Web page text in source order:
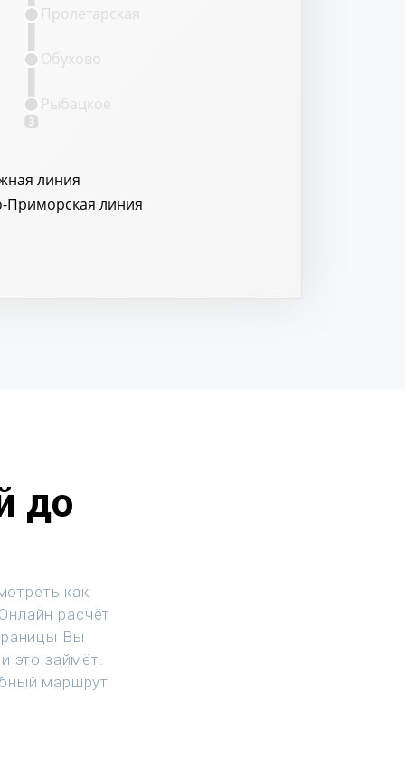
линия
Приморская линия
3
Рыбацкое
Обухово
Пролетарская
до
как
расчёт
Вы
это займёт.
маршрут